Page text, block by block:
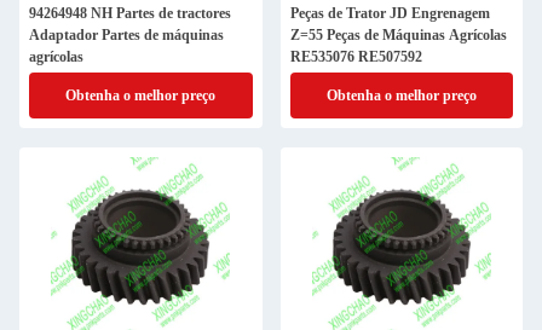
94264948 NH Partes de tractores
Adaptador Partes de máquinas
agrícolas
Obtenha o melhor preço
Peças de Trator JD Engrenagem
Z=55 Peças de Máquinas Agrícolas
RE535076 RE507592
Obtenha o melhor preço